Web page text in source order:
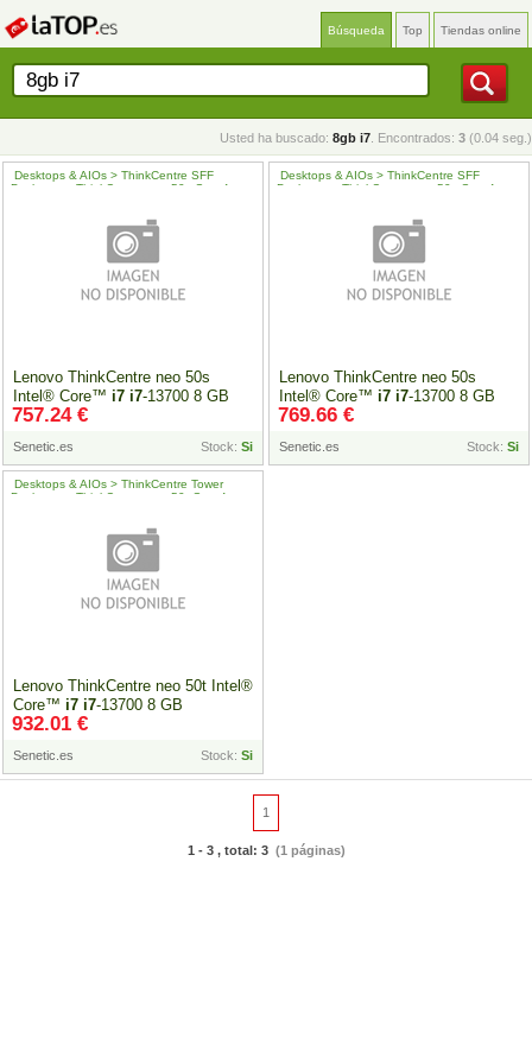
Búsqueda Top Tiendas online
Usted ha buscado: 8gb i7 . Encontrados: 3 (0.04 seg.)
Lenovo ThinkCentre neo 50s
Intel® Core™ i7 i7-13700 8 GB
12JF0023PB
Desktops & AIOs > ThinkCentre SFF
Desktops > ThinkCentre neo 50s Gen 4
Senetic.es Stock: Si
757.24 €
Lenovo ThinkCentre neo 50s
Intel® Core™ i7 i7-13700 8 GB
12JF001WPB
Desktops & AIOs > ThinkCentre SFF
Desktops > ThinkCentre neo 50s Gen 4
Senetic.es Stock: Si
769.66 €
Lenovo ThinkCentre neo 50t Intel®
Core™ i7 i7-13700 8 GB
12JB003FPB
Desktops & AIOs > ThinkCentre Tower
Desktops > ThinkCentre neo 50t Gen 4
Senetic.es Stock: Si
932.01 €
1
1 - 3 , total: 3(1 páginas)